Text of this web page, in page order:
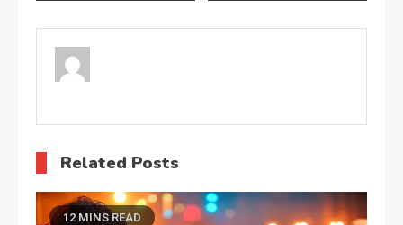
wpisu
Related Posts
12 MINS READ